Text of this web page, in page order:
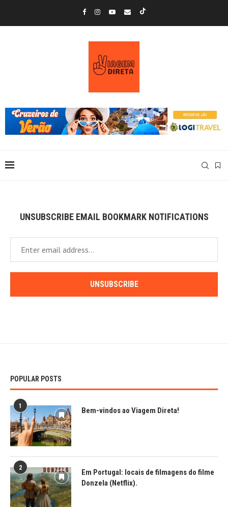
UNSUBSCRIBE EMAIL BOOKMARK NOTIFICATIONS
POPULAR POSTS
1 Bem-vindos ao Viagem Direta!
2
Em Portugal: locais de filmagens do filme
Donzela (Netflix).